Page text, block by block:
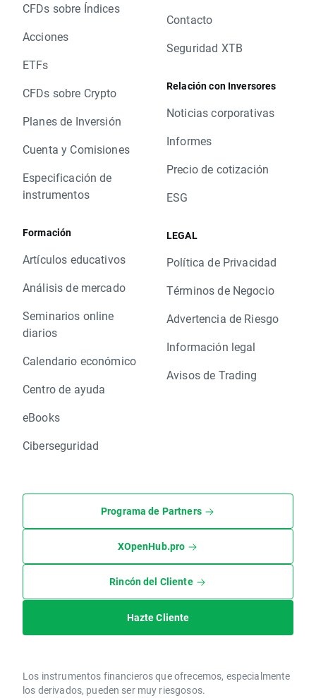
CFDs sobre Índices
Acciones
ETFs
CFDs sobre Crypto
Planes de Inversión
Cuenta y Comisiones
Especificación de
instrumentos
Formación
Artículos educativos
Análisis de mercado
Seminarios online
diarios
Calendario económico
Centro de ayuda
eBooks
Ciberseguridad
Contacto
Seguridad XTB
Relación con Inversores
Noticias corporativas
Informes
Precio de cotización
ESG
LEGAL
Política de Privacidad
Términos de Negocio
Advertencia de Riesgo
Información legal
Avisos de Trading
Programa de Partners
XOpenHub.pro
Rincón del Cliente
Hazte Cliente
Los instrumentos financieros que ofrecemos, especialmente
los derivados, pueden ser muy riesgosos.